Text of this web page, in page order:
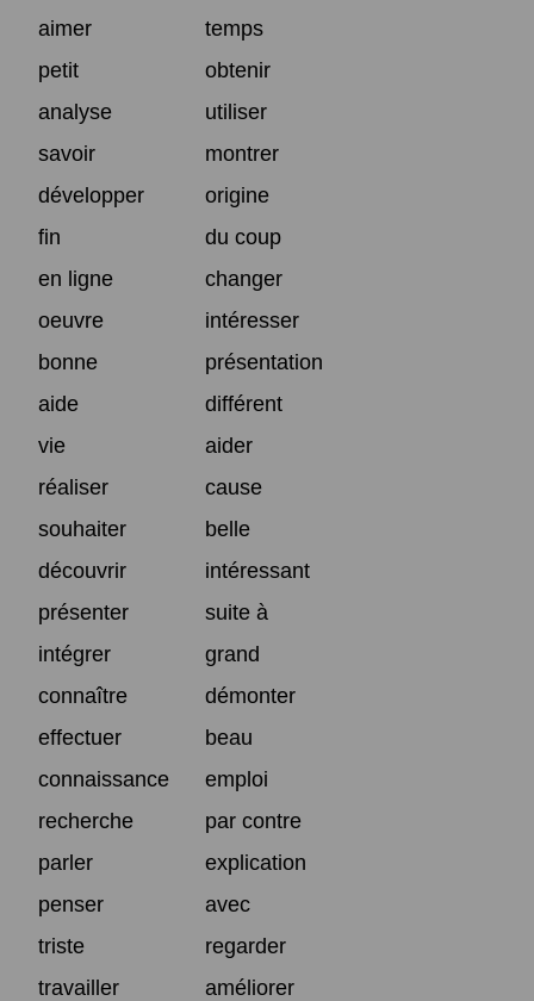
aimer
temps
petit
obtenir
analyse
utiliser
savoir
montrer
développer
origine
fin
du coup
en ligne
changer
oeuvre
intéresser
bonne
présentation
aide
différent
vie
aider
réaliser
cause
souhaiter
belle
découvrir
intéressant
présenter
suite à
intégrer
grand
connaître
démonter
effectuer
beau
connaissance
emploi
recherche
par contre
parler
explication
penser
avec
triste
regarder
travailler
améliorer